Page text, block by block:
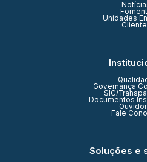
Unidades
Governança
SIC/
Documentos
Fale
Soluções e